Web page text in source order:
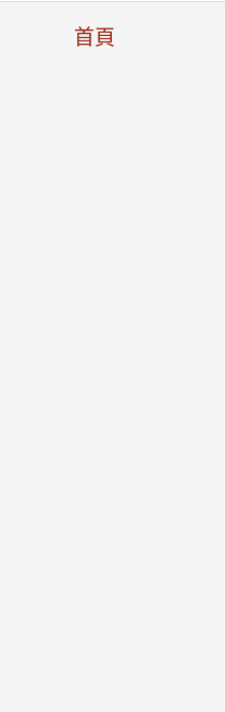
首頁